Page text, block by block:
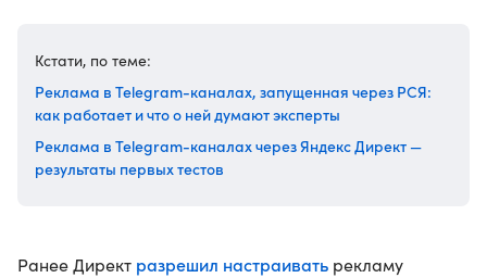
Кстати, по теме:
Реклама в Telegram-каналах, запущенная через РСЯ:
как работает и что о ней думают эксперты
Реклама в Telegram-каналах через Яндекс Директ —
результаты первых тестов
Ранее Директ разрешил настраивать рекламу